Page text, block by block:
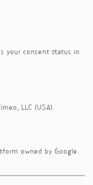
begeleiden bij
met
your consent status in
LLC (USA).
owned by Google.